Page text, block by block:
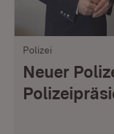
Polizei
Neuer